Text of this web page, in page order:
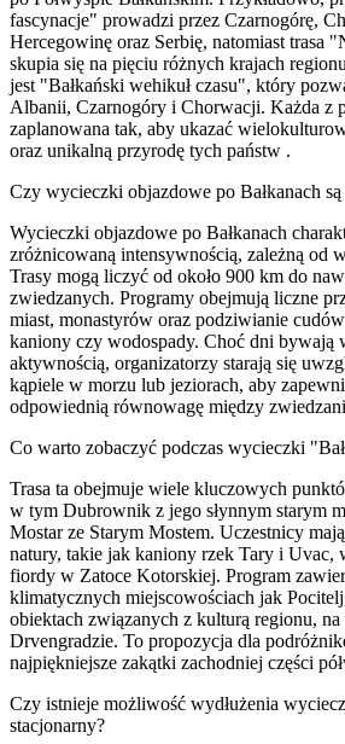
fascynacje" prowadzi przez Czarnogórę,
Hercegowinę oraz Serbię, natomiast trasa
skupia się na pięciu różnych krajach
jest "Bałkański wehikuł czasu", który
Albanii, Czarnogóry i Chorwacji. Każda z
zaplanowana tak, aby ukazać
oraz unikalną przyrodę tych państw .
Czy wycieczki objazdowe po Bałkanach
Wycieczki objazdowe po Bałkanach
zróżnicowaną intensywnością, zależną od
Trasy mogą liczyć od około 900 km do
zwiedzanych. Programy obejmują liczne
miast, monastyrów oraz podziwianie
kaniony czy wodospady. Choć dni bywają
aktywnością, organizatorzy starają się
kąpiele w morzu lub jeziorach, aby
odpowiednią równowagę między
Co warto zobaczyć podczas wycieczki
Trasa ta obejmuje wiele kluczowych
w tym Dubrownik z jego słynnym starym
Mostar ze Starym Mostem. Uczestnicy
natury, takie jak kaniony rzek Tary i Uvac,
fiordy w Zatoce Kotorskiej. Program
klimatycznych miejscowościach jak
obiektach związanych z kulturą regionu, na
Drvengradzie. To propozycja dla
najpiękniejsze zakątki zachodniej części
Czy istnieje możliwość wydłużenia
stacjonarny?